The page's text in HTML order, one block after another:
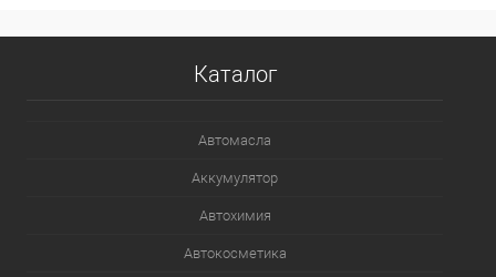
Каталог
Автомасла
Аккумулятор
Автохимия
Автокосметика